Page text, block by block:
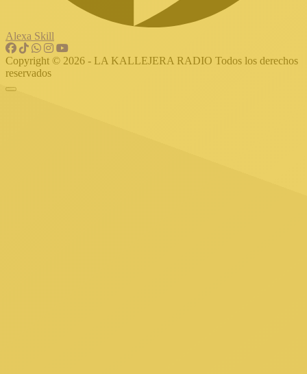
Alexa Skill
Copyright © 2026 - LA KALLEJERA RADIO Todos los derechos
reservados